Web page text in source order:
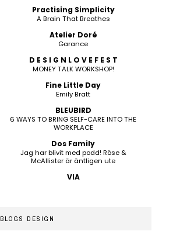
Practising Simplicity
A Brain That Breathes
Atelier Doré
Garance
D E S I G N L O V E F E S T
MONEY TALK WORKSHOP!
Fine Little Day
Emily Bratt
BLEUBIRD
6 WAYS TO BRING SELF-CARE INTO THE
WORKPLACE
Dos Family
Jag har blivit med podd! Röse &
McAllister är äntligen ute
VIA
BLOGS DESIGN